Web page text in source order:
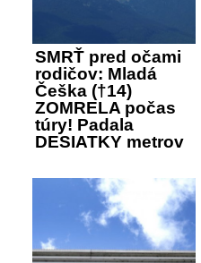
SMRŤ pred očami
rodičov: Mladá
Češka (†14)
ZOMRELA počas
túry! Padala
DESIATKY metrov